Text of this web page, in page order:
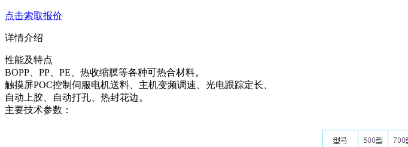
点击索取报价
详情介绍
性能及特点
BOPP、PP、PE、热收缩膜等各种可热合材料。
触摸屏POC控制伺服电机送料、主机变频调速、光电跟踪定长、
自动上胶、自动打孔、热封花边。
主要技术参数：